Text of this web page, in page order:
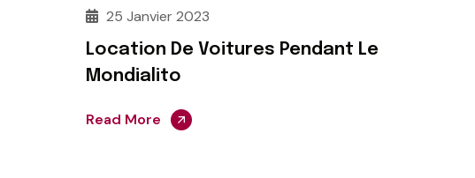
25 Janvier 2023
Location De Voitures Pendant Le
Mondialito
Read More